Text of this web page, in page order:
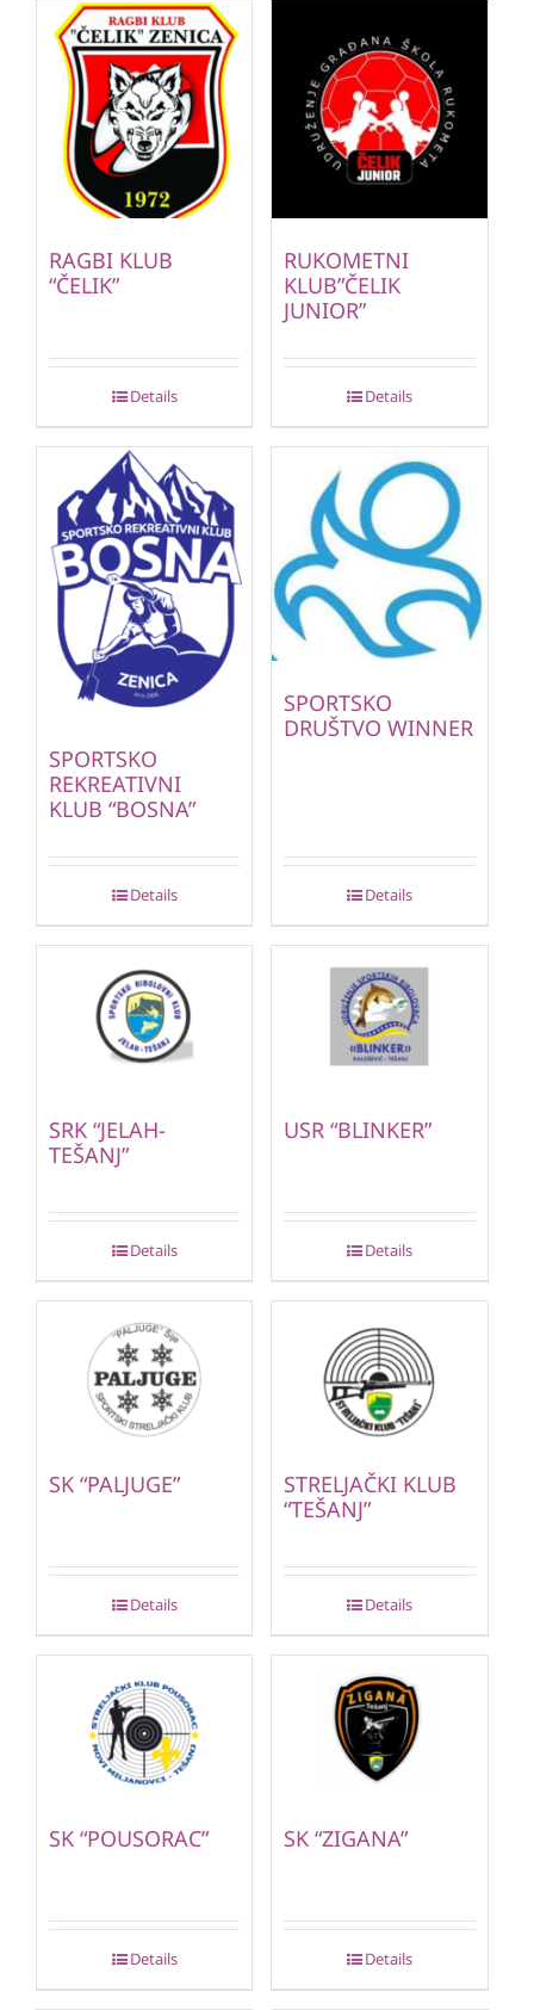
RAGBI KLUB
“ČELIK”
Details
RUKOMETNI
KLUB”ČELIK
JUNIOR”
Details
SPORTSKO
REKREATIVNI
KLUB “BOSNA”
Details
SPORTSKO
DRUŠTVO WINNER
Details
SRK “JELAH-
TEŠANJ”
Details
USR “BLINKER”
Details
SK “PALJUGE”
Details
STRELJAČKI KLUB
“TEŠANJ”
Details
SK “POUSORAC”
Details
SK “ZIGANA”
Details